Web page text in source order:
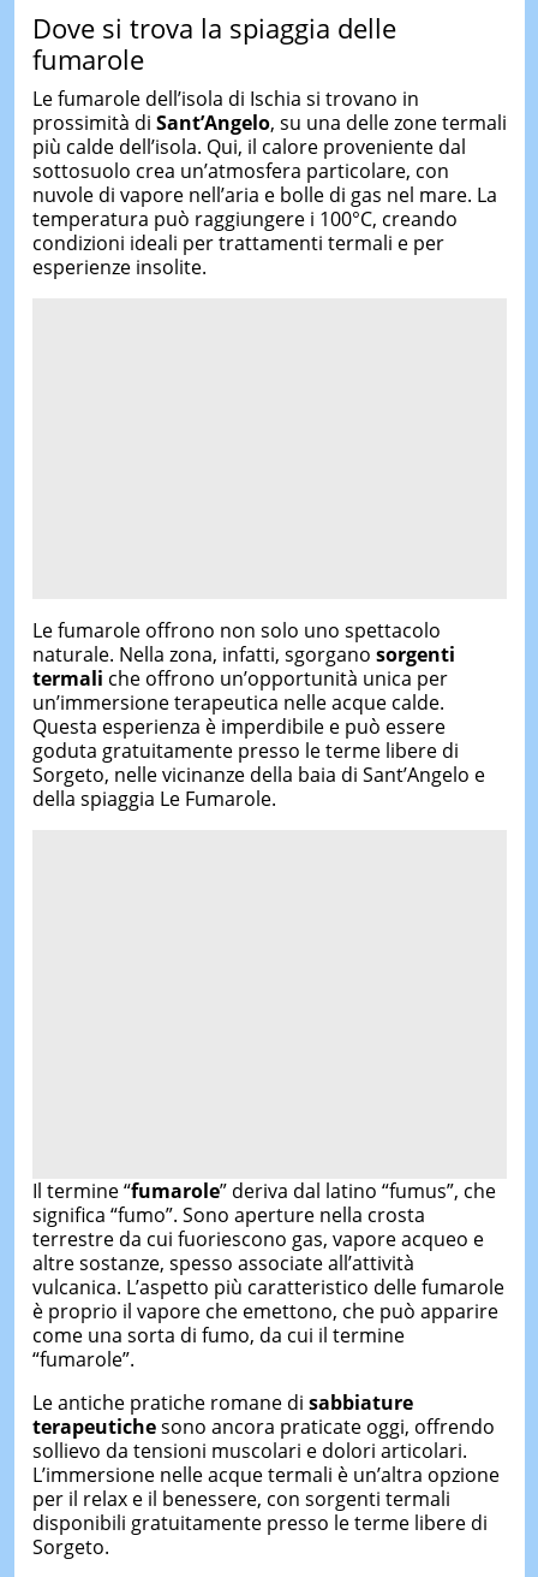
Dove si trova la spiaggia delle
fumarole
Le fumarole dell’isola di Ischia si trovano in
prossimità di Sant’Angelo, su una delle zone termali
più calde dell’isola. Qui, il calore proveniente dal
sottosuolo crea un’atmosfera particolare, con
nuvole di vapore nell’aria e bolle di gas nel mare. La
temperatura può raggiungere i 100°C, creando
condizioni ideali per trattamenti termali e per
esperienze insolite.
Le fumarole offrono non solo uno spettacolo
naturale. Nella zona, infatti, sgorgano sorgenti
termali che offrono un’opportunità unica per
un’immersione terapeutica nelle acque calde.
Questa esperienza è imperdibile e può essere
goduta gratuitamente presso le terme libere di
Sorgeto, nelle vicinanze della baia di Sant’Angelo e
della spiaggia Le Fumarole.
Il termine “fumarole” deriva dal latino “fumus”, che
significa “fumo”. Sono aperture nella crosta
terrestre da cui fuoriescono gas, vapore acqueo e
altre sostanze, spesso associate all’attività
vulcanica. L’aspetto più caratteristico delle fumarole
è proprio il vapore che emettono, che può apparire
come una sorta di fumo, da cui il termine
“fumarole”.
Le antiche pratiche romane di sabbiature
terapeutichesono ancora praticate oggi, offrendo
sollievo da tensioni muscolari e dolori articolari.
L’immersione nelle acque termali è un’altra opzione
per il relax e il benessere, con sorgenti termali
disponibili gratuitamente presso le terme libere di
Sorgeto.